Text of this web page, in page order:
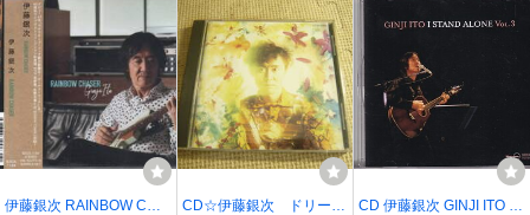
伊藤銀次 RAINBOW CHA
CD☆伊藤銀次 ドリー
CD 伊藤銀次 GINJI ITO I